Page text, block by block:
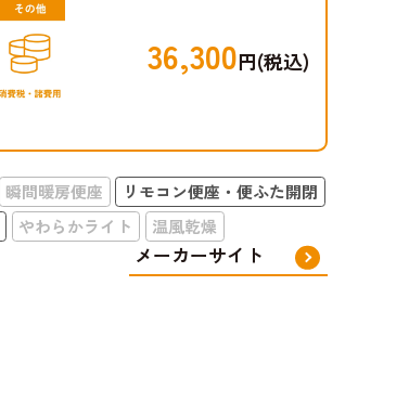
36,300円(税込)
瞬間暖房便座
リモコン便座・便ふた開閉
やわらかライト 温風乾燥
メーカーサイト